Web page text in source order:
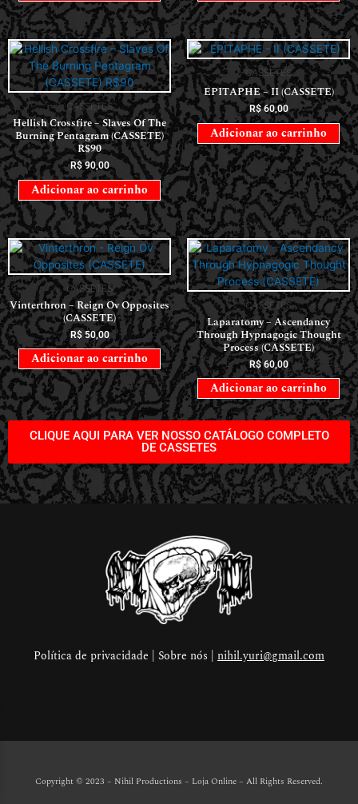
CASSETES
Hellish Crossfire – Slaves Of The
Burning Pentagram (CASSETE)
R$90
R$90,00
Adicionar ao carrinho
CASSETES
EPITAPHE – II (CASSETE)
R$60,00
Adicionar ao carrinho
CASSETES
Vinterthron – Reign Ov Opposites
(CASSETE)
R$50,00
Adicionar ao carrinho
CASSETES
Laparatomy – Ascendancy
Through Hypnagogic Thought
Process (CASSETE)
R$60,00
Adicionar ao carrinho
CLIQUE AQUI PARA VER NOSSO CATÁLOGO COMPLETO
DE CASSETES
Política de privacidade | Sobre nós | nihil.yuri@gmail.com
Copyright © 2023 – Nihil Productions – Loja Online– All Rights Reserved.